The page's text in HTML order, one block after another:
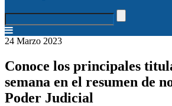
24 Marzo 2023
Conoce los principales
semana en el resumen de
Poder Judicial